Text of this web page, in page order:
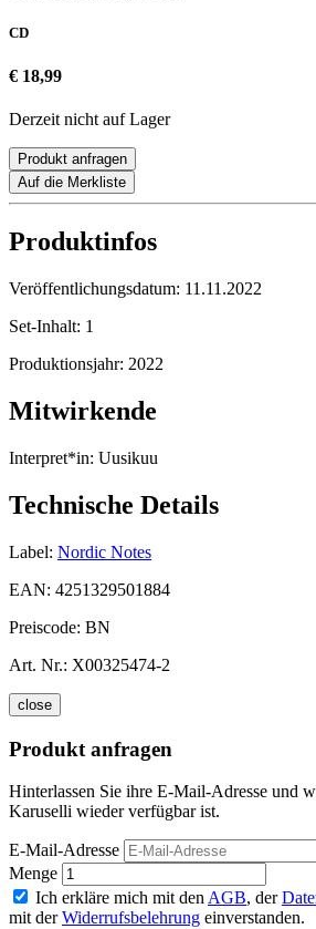
CD
€ 18,99
Derzeit nicht auf Lager
Produkt anfragen
Auf die Merkliste
Produktinfos
Veröffentlichungsdatum: 11.11.2022
Set-Inhalt: 1
Produktionsjahr: 2022
Mitwirkende
Interpret*in: Uusikuu
Technische Details
Label: Nordic Notes
EAN: 4251329501884
Preiscode: BN
Art. Nr.: X00325474-2
close
Produkt anfragen
Hinterlassen Sie ihre E-Mail-Adresse und
Karuselli wieder verfügbar ist.
E-Mail-Adresse
Menge
Ich erkläre mich mit den AGB, der
mit derWiderrufsbelehrung einverstanden.